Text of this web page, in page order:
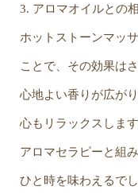
3. アロマオイルとの
ホットストーンマッ
ことで、その効果は
心地よい香りが広が
心もリラックスします
アロマセラピーと組
ひと時を味わえるでし